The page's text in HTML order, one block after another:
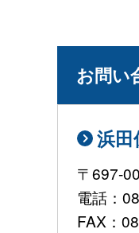
お問い
浜田
〒697-
電話：
FAX：